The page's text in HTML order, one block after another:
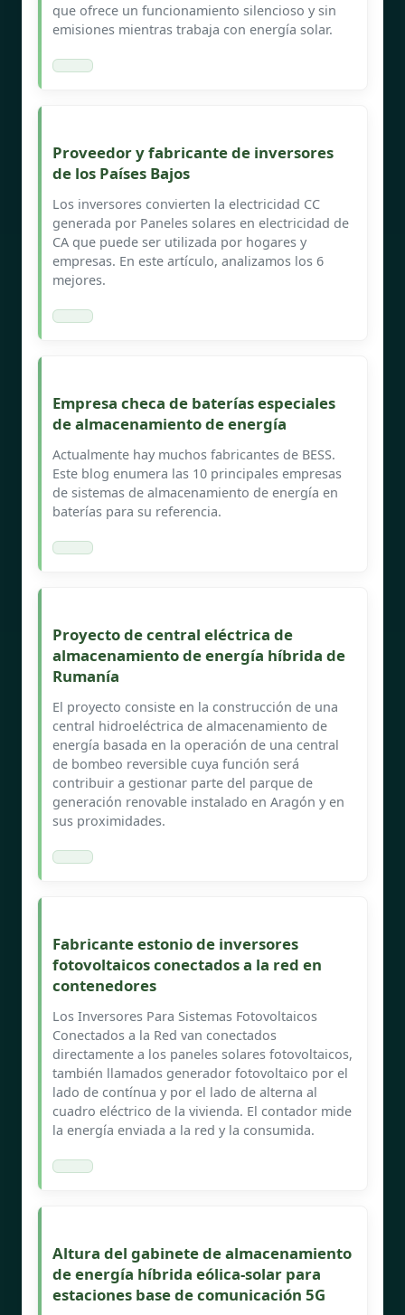
que ofrece un funcionamiento silencioso y sin
emisiones mientras trabaja con energía solar.
Proveedor y fabricante de inversores
de los Países Bajos
Los inversores convierten la electricidad CC
generada por Paneles solares en electricidad de
CA que puede ser utilizada por hogares y
empresas. En este artículo, analizamos los 6
mejores.
Empresa checa de baterías especiales
de almacenamiento de energía
Actualmente hay muchos fabricantes de BESS.
Este blog enumera las 10 principales empresas
de sistemas de almacenamiento de energía en
baterías para su referencia.
Proyecto de central eléctrica de
almacenamiento de energía híbrida de
Rumanía
El proyecto consiste en la construcción de una
central hidroeléctrica de almacenamiento de
energía basada en la operación de una central
de bombeo reversible cuya función será
contribuir a gestionar parte del parque de
generación renovable instalado en Aragón y en
sus proximidades.
Fabricante estonio de inversores
fotovoltaicos conectados a la red en
contenedores
Los Inversores Para Sistemas Fotovoltaicos
Conectados a la Red van conectados
directamente a los paneles solares fotovoltaicos,
también llamados generador fotovoltaico por el
lado de contínua y por el lado de alterna al
cuadro eléctrico de la vivienda. El contador mide
la energía enviada a la red y la consumida.
Altura del gabinete de almacenamiento
de energía híbrida eólica-solar para
estaciones base de comunicación 5G